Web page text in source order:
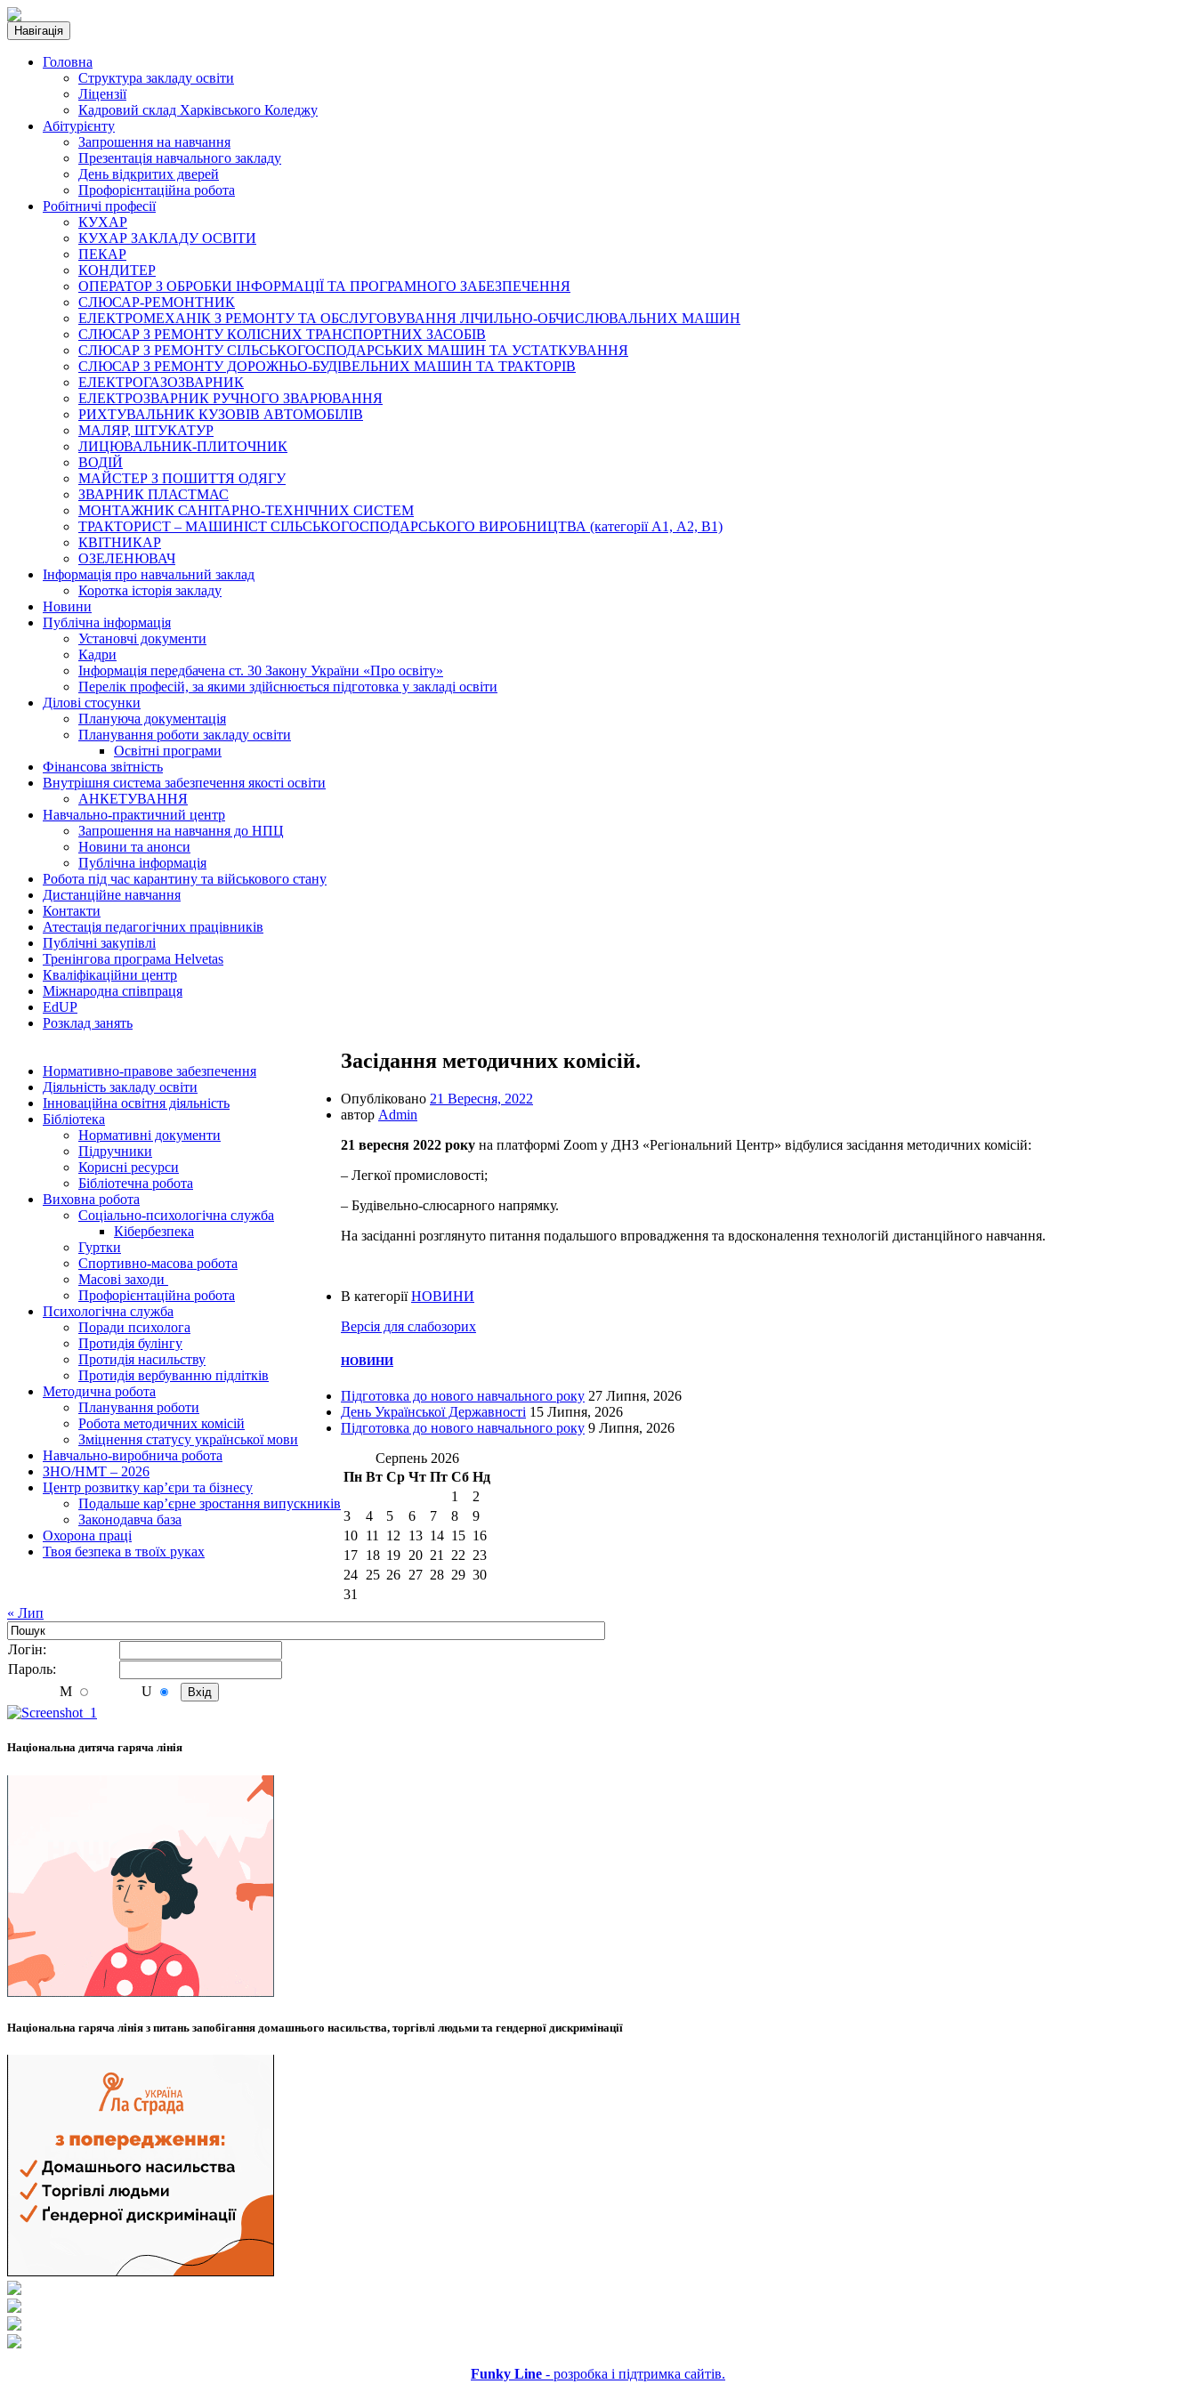
Навігація
Головна
Структура закладу освіти
Ліцензії
Кадровий склад Харківського Коледжу
Абітурієнту
Запрошення на навчання
Презентація навчального закладу
День відкритих дверей
Профорієнтаційна робота
Робітничі професії
КУХАР
КУХАР ЗАКЛАДУ ОСВІТИ
ПЕКАР
КОНДИТЕР
ОПЕРАТОР З ОБРОБКИ ІНФОРМАЦІЇ ТА ПРОГРАМНОГО ЗАБЕЗПЕЧЕННЯ
СЛЮСАР-РЕМОНТНИК
ЕЛЕКТРОМЕХАНІК З РЕМОНТУ ТА ОБСЛУГОВУВАННЯ ЛІЧИЛЬНО-ОБЧИСЛЮВАЛЬНИХ МАШИН
СЛЮСАР З РЕМОНТУ КОЛІСНИХ ТРАНСПОРТНИХ ЗАСОБІВ
СЛЮСАР З РЕМОНТУ СІЛЬСЬКОГОСПОДАРСЬКИХ МАШИН ТА УСТАТКУВАННЯ
СЛЮСАР З РЕМОНТУ ДОРОЖНЬО-БУДІВЕЛЬНИХ МАШИН ТА ТРАКТОРІВ
ЕЛЕКТРОГАЗОЗВАРНИК
ЕЛЕКТРОЗВАРНИК РУЧНОГО ЗВАРЮВАННЯ
РИХТУВАЛЬНИК КУЗОВІВ АВТОМОБІЛІВ
МАЛЯР, ШТУКАТУР
ЛИЦЮВАЛЬНИК-ПЛИТОЧНИК
ВОДІЙ
МАЙСТЕР З ПОШИТТЯ ОДЯГУ
ЗВАРНИК ПЛАСТМАС
МОНТАЖНИК САНІТАРНО-ТЕХНІЧНИХ СИСТЕМ
ТРАКТОРИСТ – МАШИНІСТ СІЛЬСЬКОГОСПОДАРСЬКОГО ВИРОБНИЦТВА (категорії А1, А2, В1)
КВІТНИКАР
ОЗЕЛЕНЮВАЧ
Інформація про навчальний заклад
Коротка історія закладу
Новини
Публічна інформація
Установчі документи
Кадри
Інформація передбачена ст. 30 Закону України «Про освіту»
Перелік професій, за якими здійснюється підготовка у закладі освіти
Ділові стосунки
Плануюча документація
Планування роботи закладу освіти
Освітні програми
Фінансова звітність
Внутрішня система забезпечення якості освіти
АНКЕТУВАННЯ
Навчально-практичний центр
Запрошення на навчання до НПЦ
Новини та анонси
Публічна інформація
Робота під час карантину та військового стану
Дистанційне навчання
Контакти
Атестація педагогічних працівників
Публічні закупівлі
Тренінгова програма Helvetas
Кваліфікаційни центр
Міжнародна співпраця
EdUР
Розклад занять
Нормативно-правове забезпечення
Діяльність закладу освіти
Інноваційна освітня діяльність
Бібліотека
Нормативні документи
Підручники
Корисні ресурси
Бібліотечна робота
Виховна робота
Соціально-психологічна служба
Кібербезпека
Гуртки
Спортивно-масова робота
Масові заходи
Профорієнтаційна робота
Психологічна служба
Поради психолога
Протидія булінгу
Протидія насильству
Протидія вербуванню підлітків
Методична робота
Планування роботи
Робота методичних комісій
Зміцнення статусу української мови
Навчально-виробнича робота
ЗНО/НМТ – 2026
Центр розвитку кар’єри та бізнесу
Подальше кар’єрне зростання випускників
Законодавча база
Охорона праці
Твоя безпека в твоїх руках
Засідання методичних комісій.
Опубліковано 21 Вересня, 2022
автор Admin
21 вересня 2022 року на платформі Zoom у ДНЗ «Регіональний Центр» відбулися засідання методичних комісій:
– Легкої промисловості;
– Будівельно-слюсарного напрямку.
На засіданні розглянуто питання подальшого впровадження та вдосконалення технологій дистанційного навчання.
В категоріїНОВИНИ
Версія для слабозорих
НОВИНИ
Підготовка до нового навчального року 27 Липня, 2026
День Української Державності 15 Липня, 2026
Підготовка до нового навчального року 9 Липня, 2026
Серпень 2026
Пн Вт Ср Чт Пт Сб Нд
1
2
3
4 5 6 7 8
9
10 11 12 13 14 15 16
17 18 19 20 21 22 23
24 25 26 27 28 29 30
31
« Лип
Логiн:
Пароль:
M
U
Національна дитяча гаряча лінія
Національна гаряча лінія з питань запобігання домашнього насильства, торгівлі людьми та гендерної дискримінації
Funky Line - розробка і підтримка сайтів.